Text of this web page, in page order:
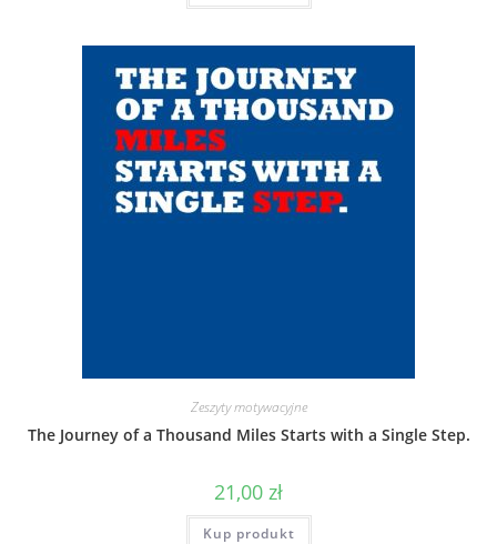
Zeszyty motywacyjne
The Journey of a Thousand Miles Starts with a Single Step.
21,00 zł
Kup produkt